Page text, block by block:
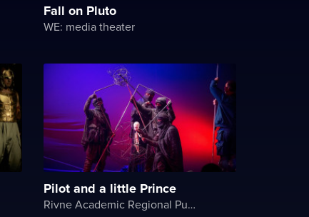
Fall on Pluto
WE: media theater
Pilot and a little Prince
Rivne Academic Regional Puppet Theater